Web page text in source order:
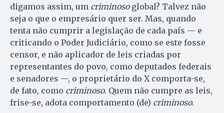
digamos assim, um criminosoglobal? Talvez não
seja o que o empresário quer ser. Mas, quando
tenta não cumprir a legislação de cada país — e
criticando o Poder Judiciário, como se este fosse
censor, e não aplicador de leis criadas por
representantes do povo, como deputados federais
e senadores —, o proprietário do X comporta-se,
de fato, como criminoso. Quem não cumpre as leis,
frise-se, adota comportamento (de) criminoso.